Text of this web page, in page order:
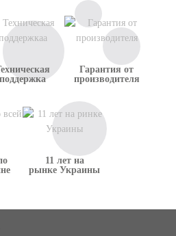
поддержка
Гарантия от
производителя
11 лет на
рынке Украины